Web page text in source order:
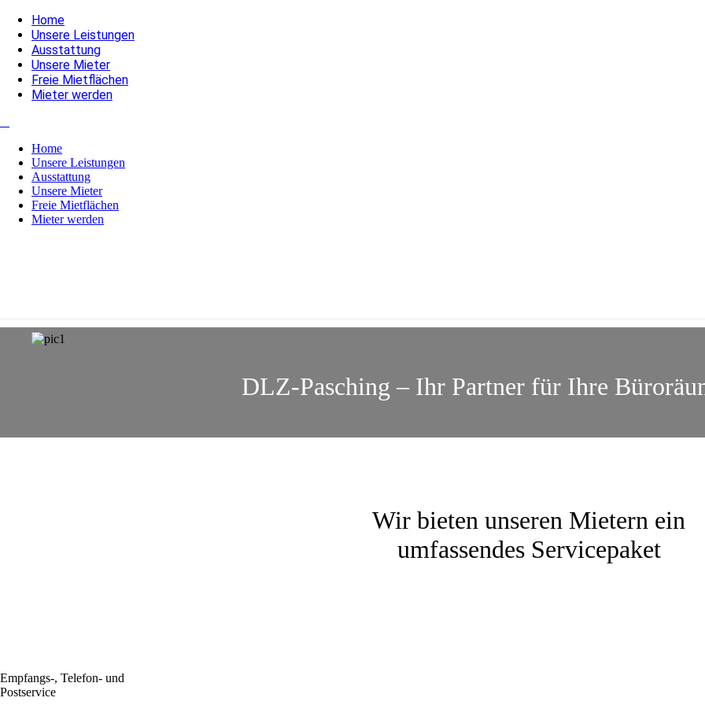
Home
Unsere Leistungen
Ausstattung
Unsere Mieter
Freie Mietflächen
Mieter werden
Home
Unsere Leistungen
Ausstattung
Unsere Mieter
Freie Mietflächen
Mieter werden
DLZ-Pasching – Ihr Partner für Ihre
Wir bieten unseren Mietern ein
umfassendes Servicepaket
Empfangs-, Telefon- und
Postservice